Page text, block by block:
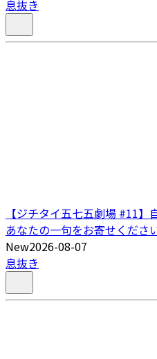
息抜き
【ジチタイ五七五劇場 #11】
あなたの一句をお寄せください
New2026-08-07
息抜き